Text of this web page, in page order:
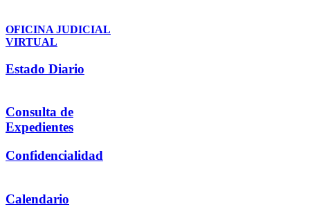
OFICINA JUDICIAL
VIRTUAL
Estado Diario
Consulta de
Expedientes
Confidencialidad
Calendario